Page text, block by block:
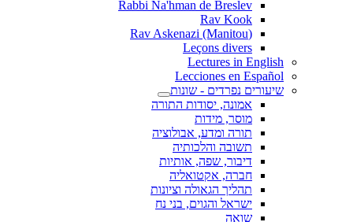
Rabbi Na'hman de Breslev
Rav Kook
(Rav Askenazi (Manitou
Leçons divers
Lectures in English
Lecciones en Español
שיעורים נפרדים - שונות
אמונה, יסודות התורה
מוסר, מידות
תורה ומדע, אבולוציה
תשובה והלכותיה
דיבור, שפה, אותיות
חברה, אקטואליה
תהליך הגאולה וציונות
ישראל והגוים, בני נח
שואה